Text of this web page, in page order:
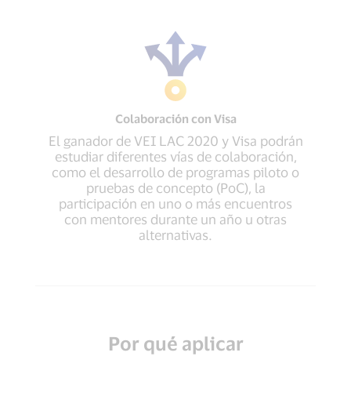
Colaboración con Visa
El ganador de VEI LAC 2020 y Visa podrán
estudiar diferentes vías de colaboración,
como el desarrollo de programas piloto o
pruebas de concepto (PoC), la
participación en uno o más encuentros
con mentores durante un año u otras
alternativas.
Por qué aplicar